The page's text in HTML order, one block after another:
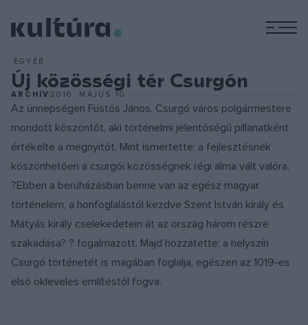
EGYÉB
Új közösségi tér Csurgón
ARCHÍV2016. MÁJUS 10.
Az ünnepségen Füstös János, Csurgó város polgármestere
mondott köszöntőt, aki történelmi jelentőségű pillanatként
értékelte a megnyitót. Mint ismertette: a fejlesztésnek
köszönhetően a csurgói közösségnek régi álma vált valóra.
?Ebben a beruházásban benne van az egész magyar
történelem, a honfoglalástól kezdve Szent István király és
Mátyás király cselekedetein át az ország három részre
szakadása? ? fogalmazott. Majd hozzátette: a helyszín
Csurgó történetét is magában foglalja, egészen az 1019-es
első okleveles említéstől fogva.